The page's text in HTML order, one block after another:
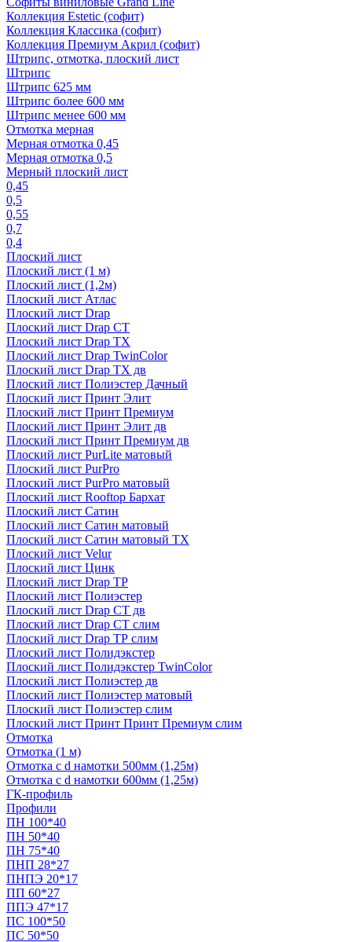
Коллекция Estetic (софит)
Коллекция Классика (софит)
Коллекция Премиум Акрил (софит)
Штрипс, отмотка, плоский лист
Штрипс
Штрипс 625 мм
Штрипс более 600 мм
Штрипс менее 600 мм
Отмотка мерная
Мерная отмотка 0,45
Мерная отмотка 0,5
Мерный плоский лист
0,45
0,5
0,55
0,7
0,4
Плоский лист
Плоский лист (1 м)
Плоский лист (1,2м)
Плоский лист Атлас
Плоский лист Drap
Плоский лист Drap СТ
Плоский лист Drap TX
Плоский лист Drap TwinColor
Плоский лист Drap ТХ дв
Плоский лист Полиэстер Дачный
Плоский лист Принт Элит
Плоский лист Принт Премиум
Плоский лист Принт Элит дв
Плоский лист Принт Премиум дв
Плоский лист PurLite матовый
Плоский лист PurPro
Плоский лист PurPro матовый
Плоский лист Rooftop Бархат
Плоский лист Сатин
Плоский лист Сатин матовый
Плоский лист Сатин матовый TX
Плоский лист Velur
Плоский лист Цинк
Плоский лист Drap ТР
Плоский лист Полиэстер
Плоский лист Drap СТ дв
Плоский лист Drap СТ слим
Плоский лист Drap ТР слим
Плоский лист Полидэкстер
Плоский лист Полидэкстер TwinColor
Плоский лист Полиэстер дв
Плоский лист Полиэстер матовый
Плоский лист Полиэстер слим
Плоский лист Принт Принт Премиум слим
Отмотка
Отмотка (1 м)
Отмотка с d намотки 500мм (1,25м)
Отмотка с d намотки 600мм (1,25м)
ГК-профиль
Профили
ПН 100*40
ПН 50*40
ПН 75*40
ПНП 28*27
ПНПЭ 20*17
ПП 60*27
ППЭ 47*17
ПС 100*50
ПС 50*50